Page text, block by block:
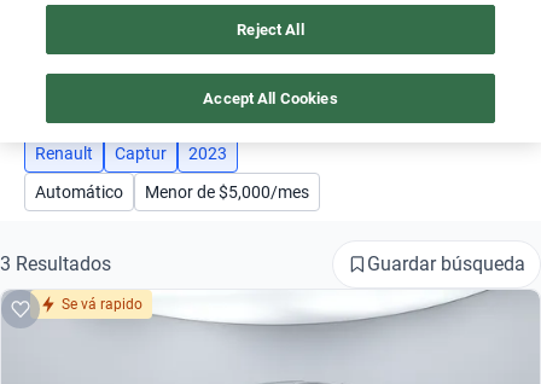
AUTOS RENAULT CAPTUR AÑO 2023
Busca por año
Busca por marca
Busca por modelo
Busca por versión
3
Renault Captur
2023
Automático
Menor de $5,000/mes
3 Resultados Guardar búsqueda
Se vá rapido
Reject All
Accept All Cookies